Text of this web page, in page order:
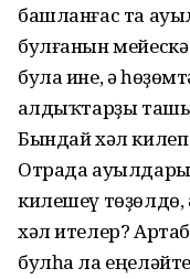
башланғас та
булғанын
була ине, ә
Ҡалдыҡтарҙы
Бындай хәл
Отрада
килешеү төҙөлдө,
хәл ителер?
булһа ла